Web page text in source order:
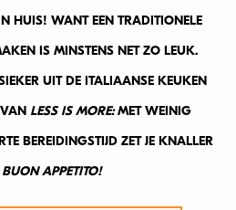
HUIS! WANT EEN TRADITIONELE
IS MINSTENS NET ZO LEUK.
UIT DE ITALIAANSE KEUKEN
LESS IS MORE:MET WEINIG
BEREIDINGSTIJD ZET JE KNALLER
BUON APPETITO!